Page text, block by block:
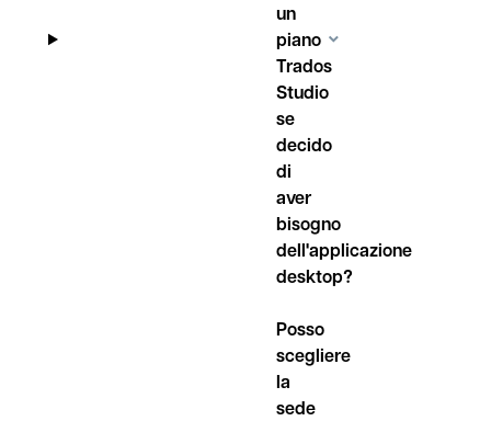
un
piano
Trados
Studio
se
decido
di
aver
bisogno
dell'applicazione
desktop?
Posso
scegliere
la
sede